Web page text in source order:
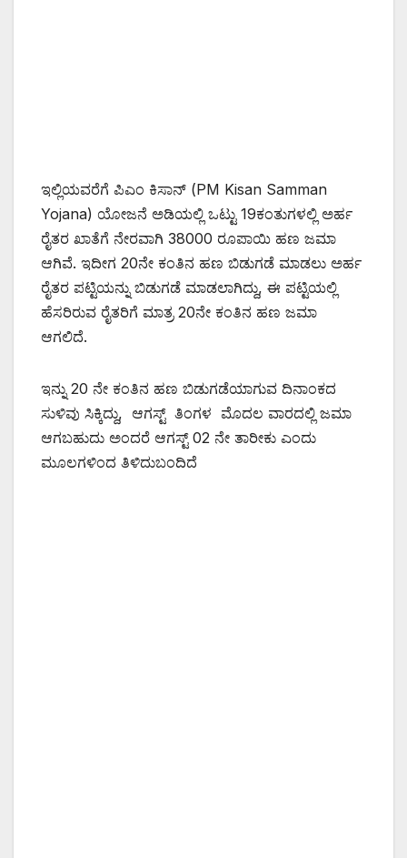
ಇಲ್ಲಿಯವರೆಗೆ ಪಿಎಂ ಕಿಸಾನ್ (PM Kisan Samman
Yojana) ಯೋಜನೆ ಅಡಿಯಲ್ಲಿ ಒಟ್ಟು 19ಕಂತುಗಳಲ್ಲಿ ಅರ್ಹ
ರೈತರ ಖಾತೆಗೆ ನೇರವಾಗಿ 38000 ರೂಪಾಯಿ ಹಣ ಜಮಾ
ಆಗಿವೆ. ಇದೀಗ 20ನೇ ಕಂತಿನ ಹಣ ಬಿಡುಗಡೆ ಮಾಡಲು ಅರ್ಹ
ರೈತರ ಪಟ್ಟಿಯನ್ನು ಬಿಡುಗಡೆ ಮಾಡಲಾಗಿದ್ದು, ಈ ಪಟ್ಟಿಯಲ್ಲಿ
ಹೆಸರಿರುವ ರೈತರಿಗೆ ಮಾತ್ರ 20ನೇ ಕಂತಿನ ಹಣ ಜಮಾ
ಆಗಲಿದೆ.
ಇನ್ನು 20 ನೇ ಕಂತಿನ ಹಣ ಬಿಡುಗಡೆಯಾಗುವ ದಿನಾಂಕದ
ಸುಳಿವು ಸಿಕ್ಕಿದ್ದು, ಆಗಸ್ಟ್ ತಿಂಗಳ ಮೊದಲ ವಾರದಲ್ಲಿ ಜಮಾ
ಆಗಬಹುದು ಅಂದರೆ ಆಗಸ್ಟ್ 02 ನೇ ತಾರೀಕು ಎಂದು
ಮೂಲಗಳಿಂದ ತಿಳಿದುಬಂದಿದೆ